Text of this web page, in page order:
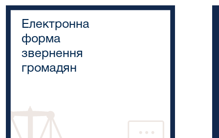
Електронна
форма
звернення
громадян